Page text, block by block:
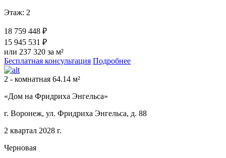
Этаж: 2
18 759 448 ₽
15 945 531 ₽
или 237 320 за м²
Бесплатная консультация Подробнее
2 - комнатная 64.14 м²
«Дом на Фридриха Энгельса»
г. Воронеж, ул. Фридриха Энгельса, д. 88
2 квартал 2028 г.
Черновая